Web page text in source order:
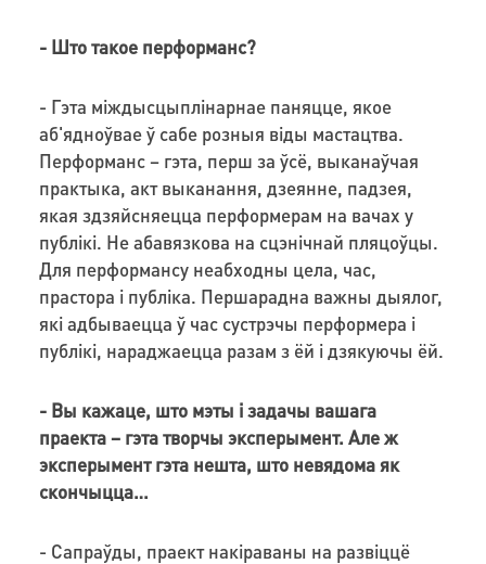
- Што такое перформанс?
- Гэта міждысцыплінарнае паняцце, якое
аб'ядноўвае ў сабе розныя віды мастацтва.
Перформанс – гэта, перш за ўсё, выканаўчая
практыка, акт выканання, дзеянне, падзея,
якая здзяйсняецца перформерам на вачах у
публікі. Не абавязкова на сцэнічнай пляцоўцы.
Для перформансу неабходны цела, час,
прастора і публіка. Першарадна важны дыялог,
які адбываецца ў час сустрэчы перформера і
публікі, нараджаецца разам з ёй і дзякуючы ёй.
- Вы кажаце, што мэты і задачы вашага
праекта – гэта творчы эксперымент. Але ж
эксперымент гэта нешта, што невядома як
скончыцца…
- Сапраўды, праект накіраваны на развіццё